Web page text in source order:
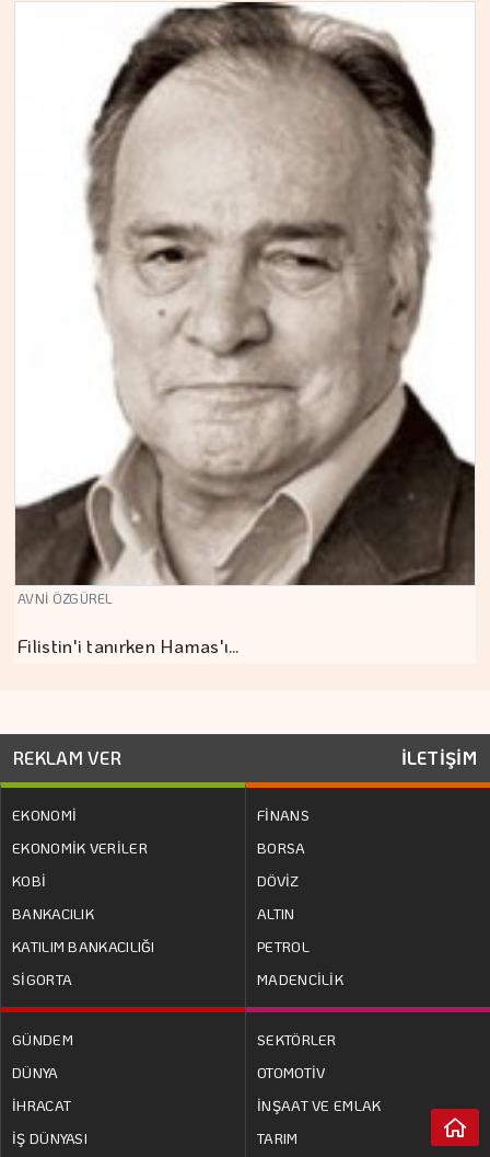
AVNİ ÖZGÜREL
Filistin'i tanırken Hamas'ı…
REKLAM VER İLETİŞİM
EKONOMİ
EKONOMİK VERİLER
KOBİ
BANKACILIK
KATILIM BANKACILIĞI
SİGORTA
FİNANS
BORSA
DÖVİZ
ALTIN
PETROL
MADENCİLİK
GÜNDEM
DÜNYA
İHRACAT
İŞ DÜNYASI
SEKTÖRLER
OTOMOTİV
İNŞAAT VE EMLAK
TARIM